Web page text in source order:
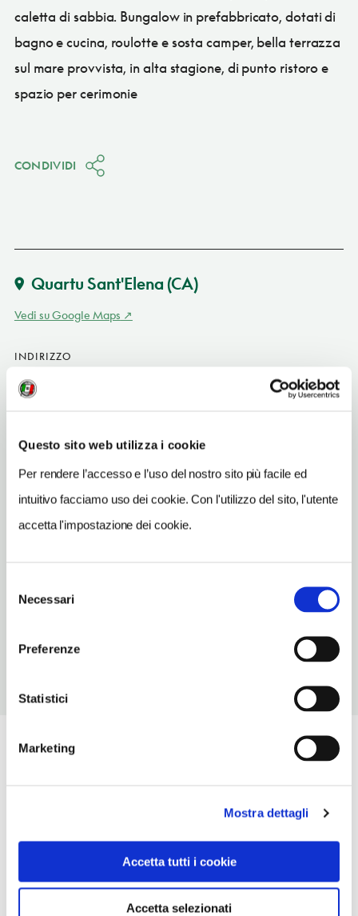
Questo sito web utilizza i cookie
Per rendere l’accesso e l’uso del nostro sito più facile ed
intuitivo facciamo uso dei cookie. Con l'utilizzo del sito, l'utente
accetta l'impostazione dei cookie.
delNecessari
Preferenze
Statistici
Marketing
Mostra dettagli
Accetta tutti i cookie
Accetta selezionati
caletta di sabbia. Bungalow in prefabbricato, dotati di
bagno e cucina, roulotte e sosta camper, bella terrazza
sul mare provvista, in alta stagione, di punto ristoro e
spazio per cerimonie
CONDIVIDI
Quartu Sant'Elena (CA)
Vedi su Google Maps
INDIRIZZO
SP per Villasimius al km 12,3 - 09045
Quartu Sant'Elena (CA)
SITO WEB
www.piniemare.com
INDIRIZZO EMAIL
info@piniemare.com
ORARI DI APERTURA